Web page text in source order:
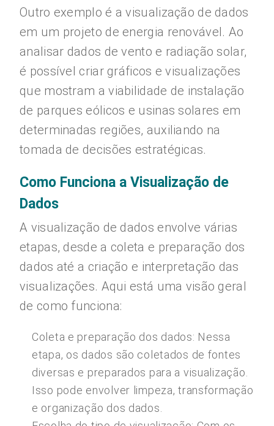
Outro exemplo é a visualização de dados
em um projeto de energia renovável. Ao
analisar dados de vento e radiação solar,
é possível criar gráficos e visualizações
que mostram a viabilidade de instalação
de parques eólicos e usinas solares em
determinadas regiões, auxiliando na
tomada de decisões estratégicas.
Como Funciona a Visualização de
Dados
A visualização de dados envolve várias
etapas, desde a coleta e preparação dos
dados até a criação e interpretação das
visualizações. Aqui está uma visão geral
de como funciona:
Coleta e preparação dos dados: Nessa
etapa, os dados são coletados de fontes
diversas e preparados para a visualização.
Isso pode envolver limpeza, transformação
e organização dos dados.